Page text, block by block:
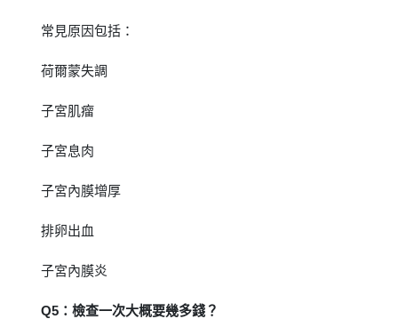
常見原因包括：
荷爾蒙失調
子宮肌瘤
子宮息肉
子宮內膜增厚
排卵出血
子宮內膜炎
Q5：檢查一次大概要幾多錢？